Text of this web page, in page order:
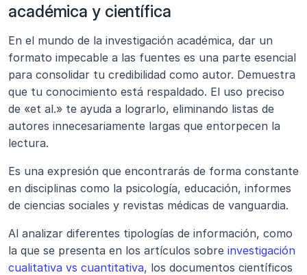
académica y científica
En el mundo de la investigación académica, dar un
formato impecable a las fuentes es una parte esencial
para consolidar tu credibilidad como autor. Demuestra
que tu conocimiento está respaldado. El uso preciso
de «et al.» te ayuda a lograrlo, eliminando listas de
autores innecesariamente largas que entorpecen la
lectura.
Es una expresión que encontrarás de forma constante
en disciplinas como la psicología, educación, informes
de ciencias sociales y revistas médicas de vanguardia.
Al analizar diferentes tipologías de información, como
la que se presenta en los artículos sobre investigación
cualitativa vs cuantitativa, los documentos científicos